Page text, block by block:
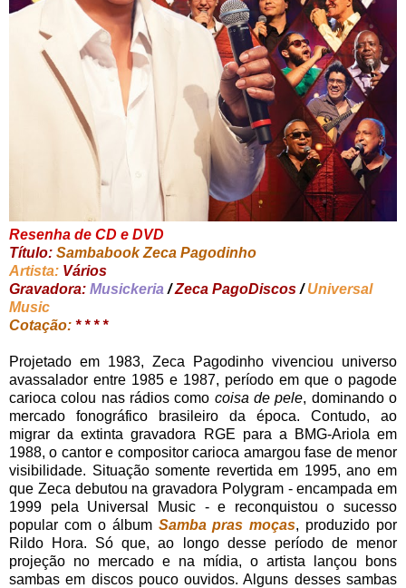
Resenha de CD e DVD
Título: Sambabook Zeca Pagodinho
Artista: Vários
Gravadora: Musickeria /Zeca PagoDiscos / Universal
Music
Cotação: * * * *
Projetado em 1983, Zeca Pagodinho vivenciou universo
avassalador entre 1985 e 1987, período em que o pagode
carioca colou nas rádios como coisa de pele, dominando o
mercado fonográfico brasileiro da época. Contudo, ao
migrar da extinta gravadora RGE para a BMG-Ariola em
1988, o cantor e compositor carioca amargou fase de menor
visibilidade. Situação somente revertida em 1995, ano em
que Zeca debutou na gravadora Polygram - encampada em
1999 pela Universal Music - e reconquistou o sucesso
popular com o álbum Samba pras moças, produzido por
Rildo Hora. Só que, ao longo desse período de menor
projeção no mercado e na mídia, o artista lançou bons
sambas em discos pouco ouvidos. Alguns desses sambas